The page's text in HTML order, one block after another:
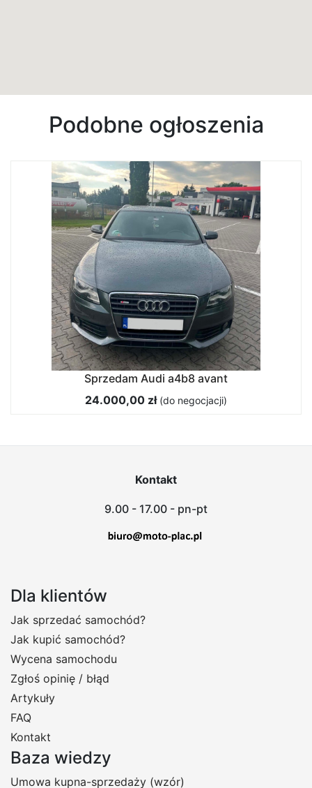
Podobne ogłoszenia
Sprzedam Audi a4b8 avant
24.000,00 zł (do negocjacji)
Kontakt
9.00 - 17.00 - pn-pt
Dla klientów
Jak sprzedać samochód?
Jak kupić samochód?
Wycena samochodu
Zgłoś opinię / błąd
Artykuły
FAQ
Kontakt
Baza wiedzy
Umowa kupna-sprzedaży (wzór)